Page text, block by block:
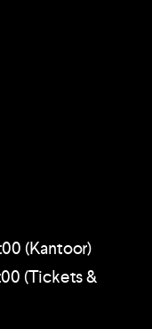
(Kantoor)
(Tickets &